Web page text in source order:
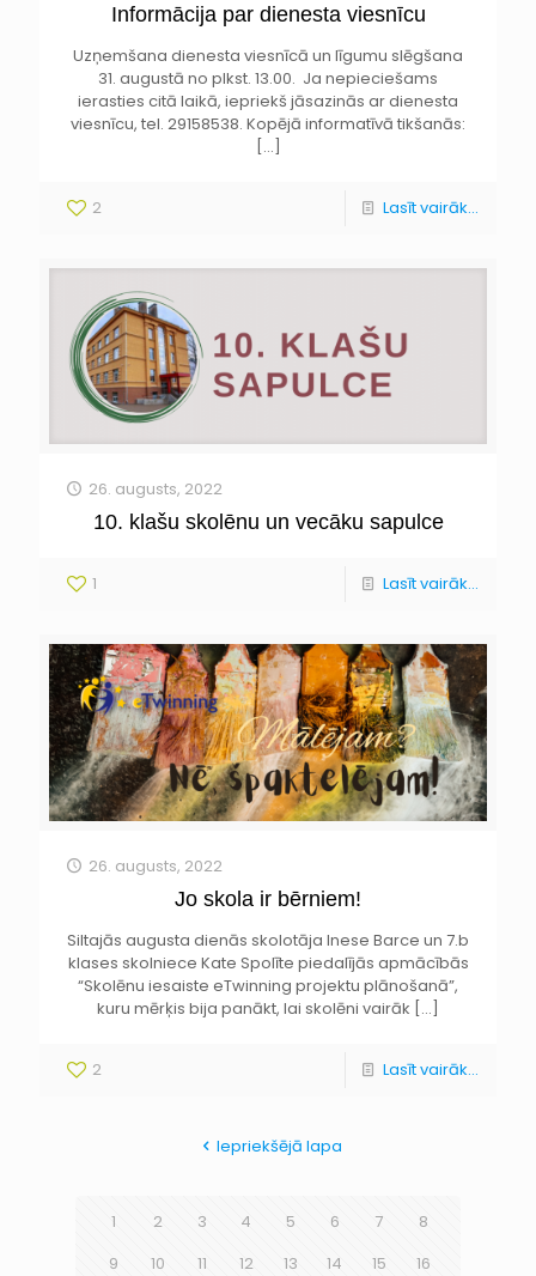
Informācija par dienesta viesnīcu
Uzņemšana dienesta viesnīcā un līgumu slēgšana
31. augustā no plkst. 13.00. Ja nepieciešams
ierasties citā laikā, iepriekš jāsazinās ar dienesta
viesnīcu, tel. 29158538. Kopējā informatīvā tikšanās:
[…]
2 Lasīt vairāk...
26. augusts, 2022
10. klašu skolēnu un vecāku sapulce
1 Lasīt vairāk...
26. augusts, 2022
Jo skola ir bērniem!
Siltajās augusta dienās skolotāja Inese Barce un 7.b
klases skolniece Kate Spolīte piedalījās apmācībās
“Skolēnu iesaiste eTwinning projektu plānošanā”,
kuru mērķis bija panākt, lai skolēni vairāk […]
2 Lasīt vairāk...
Iepriekšējā lapa
1 2 3 4 5 6 7
8
9
10 11 12 13 14 15
16